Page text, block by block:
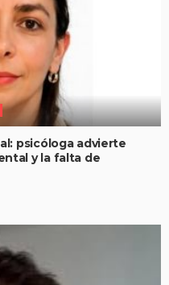
psicóloga advierte
y la falta de